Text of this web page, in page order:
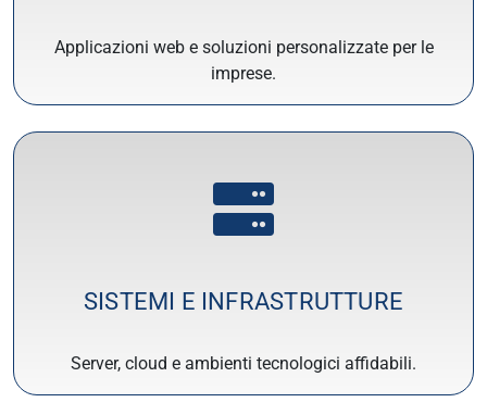
Applicazioni web e soluzioni personalizzate per le
imprese.
SISTEMI E INFRASTRUTTURE
Server, cloud e ambienti tecnologici affidabili.